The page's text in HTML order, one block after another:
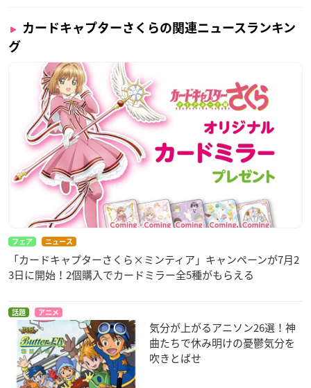
カードキャプターさくらの関連ニュースランキン
グ
フェア ニュース
「カードキャプターさくら×ミンティア」キャンペーンが7月2
3日に開始！2個購入でカードミラー全5種がもらえる
話題 アニメ
気分が上がるアニソン26選！神
曲たちで休み明けの憂鬱気分を
吹きとばせ